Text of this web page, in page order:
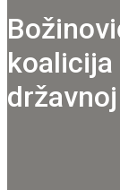
koalicija